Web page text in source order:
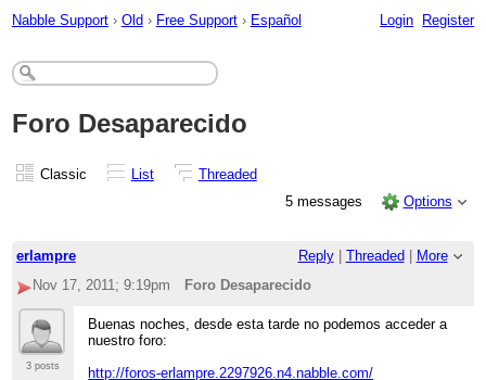
Nabble Support › Old › Free Support › Español Login Register
Foro Desaparecido
Classic List
Threaded
5 messages
Options
erlampre Reply| Threaded
More
Nov 17, 2011; 9:19pm
Foro Desaparecido
3 posts
Buenas noches, desde esta tarde no podemos acceder a
nuestro foro:
http://foros-erlampre.2297926.n4.nabble.com/